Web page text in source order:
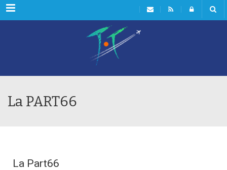
Menu
La PART66
La Part66